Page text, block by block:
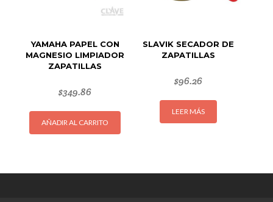
YAMAHA PAPEL CON
MAGNESIO LIMPIADOR
ZAPATILLAS
$349.86
AÑADIR AL CARRITO
SLAVIK SECADOR DE
ZAPATILLAS
$96.26
LEER MÁS